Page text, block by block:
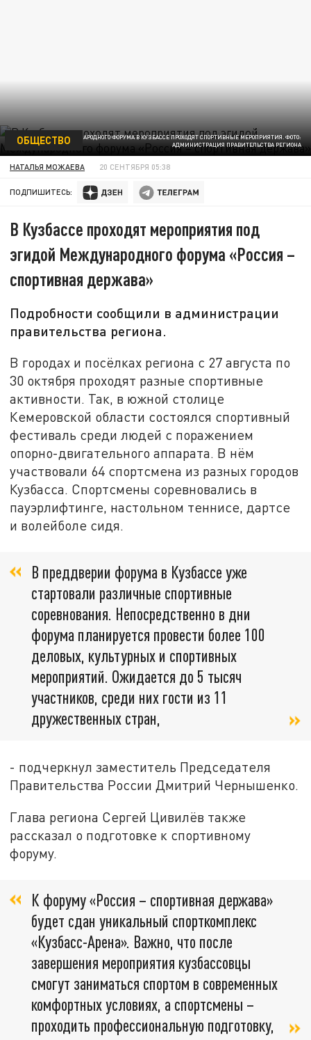
В ПРЕДДВЕРИИ МЕЖДУНАРОДНОГО ФОРУМА В КУЗБАССЕ ПРОХОДЯТ СПОРТИВНЫЕ МЕРОПРИЯТИЯ. ФОТО:
АДМИНИСТРАЦИЯ ПРАВИТЕЛЬСТВА РЕГИОНА
ОБЩЕСТВО
НАТАЛЬЯ МОЖАЕВА 20 СЕНТЯБРЯ 05:38
ПОДПИШИТЕСЬ:
В Кузбассе проходят мероприятия под
эгидой Международного форума «Россия –
спортивная держава»
Подробности сообщили в администрации
правительства региона.
В городах и посёлках региона с 27 августа по
30 октября проходят разные спортивные
активности. Так, в южной столице
Кемеровской области состоялся спортивный
фестиваль среди людей с поражением
опорно-двигательного аппарата. В нём
участвовали 64 спортсмена из разных городов
Кузбасса. Спортсмены соревновались в
пауэрлифтинге, настольном теннисе, дартсе
и волейболе сидя.
В преддверии форума в Кузбассе уже
стартовали различные спортивные
соревнования. Непосредственно в дни
форума планируется провести более 100
деловых, культурных и спортивных
мероприятий. Ожидается до 5 тысяч
участников, среди них гости из 11
дружественных стран,
- подчеркнул заместитель Председателя
Правительства России Дмитрий Чернышенко.
Глава региона Сергей Цивилёв также
рассказал о подготовке к спортивному
форуму.
К форуму «Россия – спортивная держава»
будет сдан уникальный спорткомплекс
«Кузбасс-Арена». Важно, что после
завершения мероприятия кузбассовцы
смогут заниматься спортом в современных
комфортных условиях, а спортсмены –
проходить профессиональную подготовку,